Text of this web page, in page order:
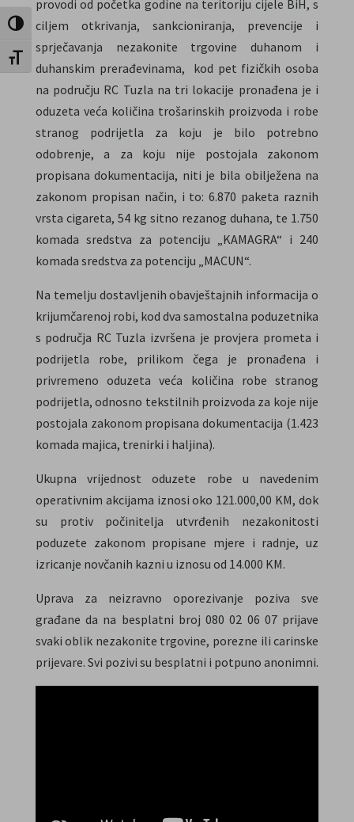
Uključi / isključi visoki kontrast
Uključi / isključi veličinu fonta
provodi od početka godine na teritoriju cijele BiH, s
ciljem otkrivanja, sankcioniranja, prevencije i
sprječavanja nezakonite trgovine duhanom i
duhanskim prerađevinama, kod pet fizičkih osoba
na području RC Tuzla na tri lokacije pronađena je i
oduzeta veća količina trošarinskih proizvoda i robe
stranog podrijetla za koju je bilo potrebno
odobrenje, a za koju nije postojala zakonom
propisana dokumentacija, niti je bila obilježena na
zakonom propisan način, i to: 6.870 paketa raznih
vrsta cigareta, 54 kg sitno rezanog duhana, te 1.750
komada sredstva za potenciju „KAMAGRA“ i 240
komada sredstva za potenciju „MACUN“.
Na temelju dostavljenih obavještajnih informacija o
krijumčarenoj robi, kod dva samostalna poduzetnika
s područja RC Tuzla izvršena je provjera prometa i
podrijetla robe, prilikom čega je pronađena i
privremeno oduzeta veća količina robe stranog
podrijetla, odnosno tekstilnih proizvoda za koje nije
postojala zakonom propisana dokumentacija (1.423
komada majica, trenirki i haljina).
Ukupna vrijednost oduzete robe u navedenim
operativnim akcijama iznosi oko 121.000,00 KM, dok
su protiv počinitelja utvrđenih nezakonitosti
poduzete zakonom propisane mjere i radnje, uz
izricanje novčanih kazni u iznosu od 14.000 KM.
Uprava za neizravno oporezivanje poziva sve
građane da na besplatni broj 080 02 06 07 prijave
svaki oblik nezakonite trgovine, porezne ili carinske
prijevare. Svi pozivi su besplatni i potpuno anonimni.